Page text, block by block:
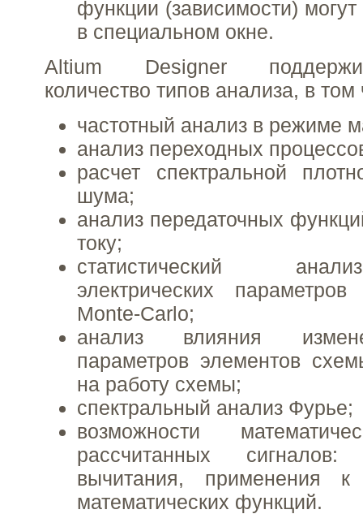
функции (зависимости)
в специальном окне.
Altium Designer
количество типов анализа, в том
частотный анализ в режиме
анализ переходных
расчет спектральной
шума;
анализ передаточных
току;
статистический
электрических
Monte-Carlo;
анализ влияния
параметров элементов
на работу схемы;
спектральный анализ Фурье;
возможности
рассчитанных
вычитания, применения
математических функций.